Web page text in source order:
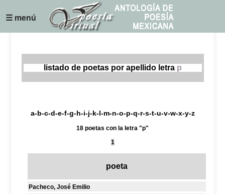
☰ menú
listado de poetas por apellido letra p
a-b-c-d-e-f-g-h-i-j-k-l-m-n-o-p-q-r-s-t-u-v-w-x-y-z
18 poetas con la letra "p"
1
poeta
Pacheco, José Emilio